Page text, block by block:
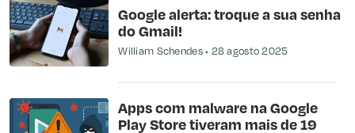
Google alerta: troque a sua senha
do Gmail!
William Schendes 28 agosto 2025
Apps com malware na Google
Play Store tiveram mais de 19